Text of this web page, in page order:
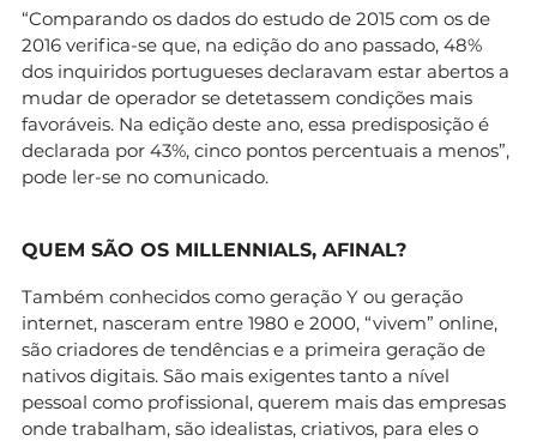
“Comparando os dados do estudo de 2015 com os de
2016 verifica-se que, na edição do ano passado, 48%
dos inquiridos portugueses declaravam estar abertos a
mudar de operador se detetassem condições mais
favoráveis. Na edição deste ano, essa predisposição é
declarada por 43%, cinco pontos percentuais a menos”,
pode ler-se no comunicado.
QUEM SÃO OS MILLENNIALS, AFINAL?
Também conhecidos como geração Y ou geração
internet, nasceram entre 1980 e 2000, “vivem” online,
são criadores de tendências e a primeira geração de
nativos digitais. São mais exigentes tanto a nível
pessoal como profissional, querem mais das empresas
onde trabalham, são idealistas, criativos, para eles o